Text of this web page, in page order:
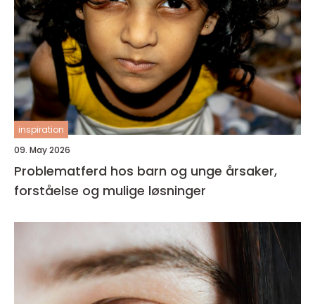
inspiration
09. May 2026
Problematferd hos barn og unge årsaker,
forståelse og mulige løsninger